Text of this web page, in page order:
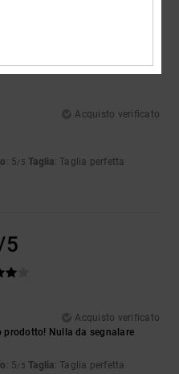
Acquisto verificato
: 5/5 Taglia: Taglia perfetta
5
Acquisto verificato
prodotto! Nulla da segnalare
: 5/5 Taglia: Taglia perfetta